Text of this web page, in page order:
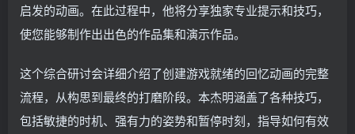
启发的动画。在此过程中，他将分享独家专业提示和技巧，
使您能够制作出出色的作品集和演示作品。
这个综合研讨会详细介绍了创建游戏就绪的回忆动画的完整
流程，从构思到最终的打磨阶段。本杰明涵盖了各种技巧，
包括敏捷的时机、强有力的姿势和暂停时刻，指导如何有效